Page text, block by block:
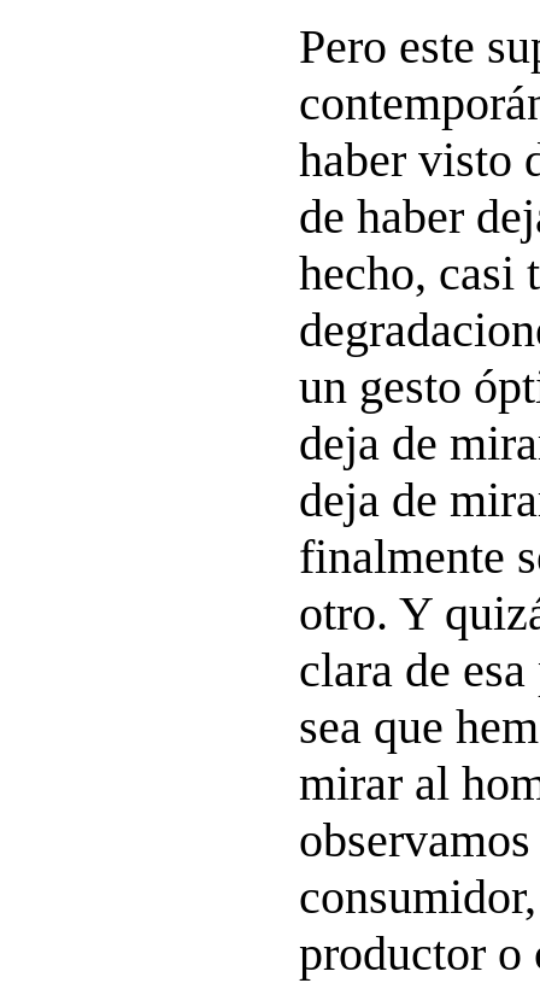
Pero este
haber visto
de haber
hecho, casi
un gesto
deja de
deja de
finalmente
otro. Y
clara de
sea que
mirar al
productor o